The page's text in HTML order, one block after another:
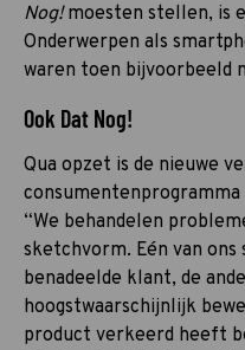
Nog!moesten stellen, is
Onderwerpen als
waren toen bijvoorbeeld
Ook Dat Nog!
Qua opzet is de nieuwe
“We behandelen
sketchvorm. Eén van
benadeelde klant, de
hoogstwaarschijnlijk
product verkeerd heeft